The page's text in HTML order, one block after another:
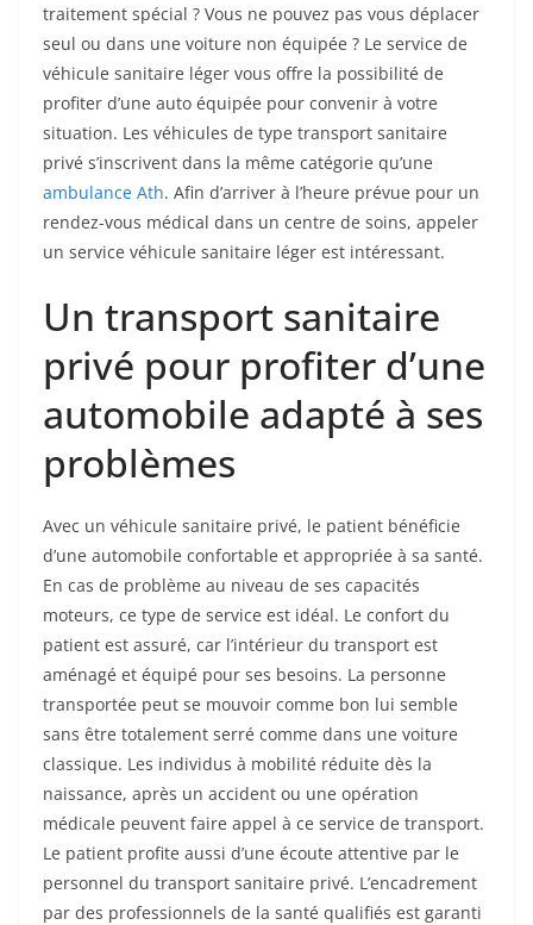
traitement spécial ? Vous ne pouvez pas vous déplacer
seul ou dans une voiture non équipée ? Le service de
véhicule sanitaire léger vous offre la possibilité de
profiter d’une auto équipée pour convenir à votre
situation. Les véhicules de type transport sanitaire
privé s’inscrivent dans la même catégorie qu’une
ambulance Ath. Afin d’arriver à l’heure prévue pour un
rendez-vous médical dans un centre de soins, appeler
un service véhicule sanitaire léger est intéressant.
Un transport sanitaire
privé pour profiter d’une
automobile adapté à ses
problèmes
Avec un véhicule sanitaire privé, le patient bénéficie
d’une automobile confortable et appropriée à sa santé.
En cas de problème au niveau de ses capacités
moteurs, ce type de service est idéal. Le confort du
patient est assuré, car l’intérieur du transport est
aménagé et équipé pour ses besoins. La personne
transportée peut se mouvoir comme bon lui semble
sans être totalement serré comme dans une voiture
classique. Les individus à mobilité réduite dès la
naissance, après un accident ou une opération
médicale peuvent faire appel à ce service de transport.
Le patient profite aussi d’une écoute attentive par le
personnel du transport sanitaire privé. L’encadrement
par des professionnels de la santé qualifiés est garanti